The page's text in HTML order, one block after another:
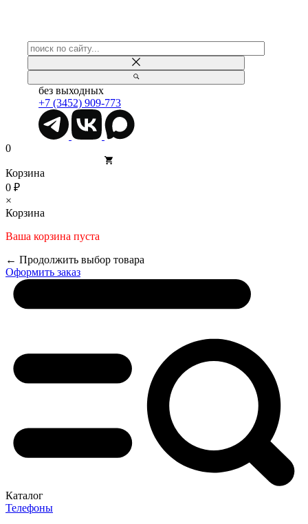
без выходных
+7 (3452) 909-773
0
Корзина
0 ₽
×
Корзина
Ваша корзина пуста
← Продолжить выбор товара
Оформить заказ
Каталог
Телефоны